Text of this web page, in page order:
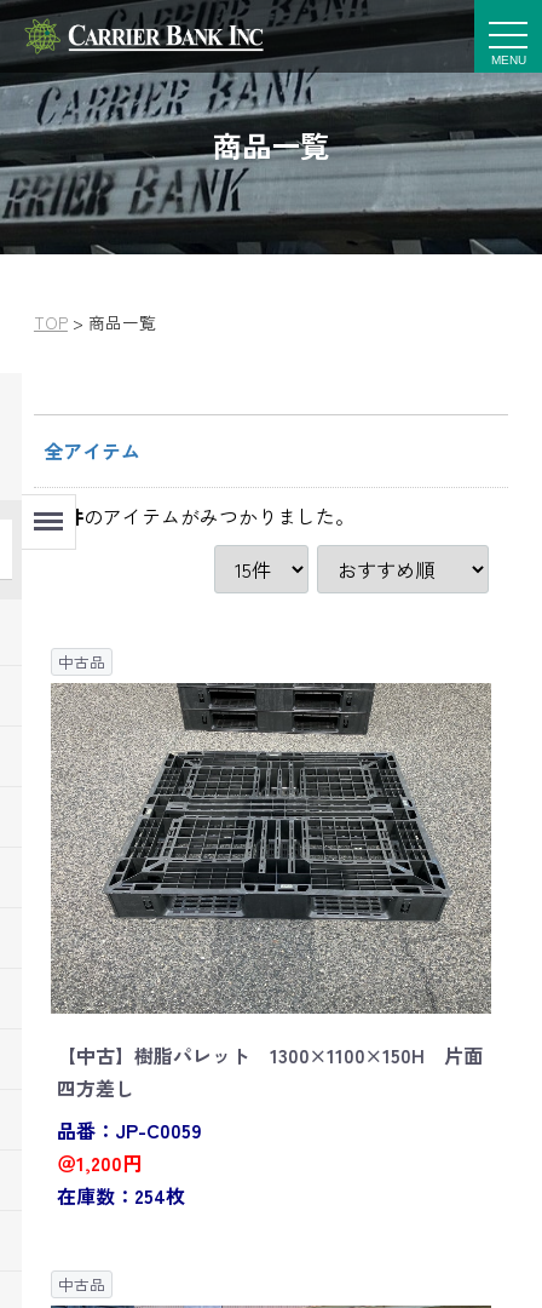
t
o
g
g
l
n
v
g
t
商品一覧
TOP > 商品一覧
Menu
全アイテム
145 件のアイテムがみつかりました。
中古品
【中古】樹脂パレット 1300×1100×150H 片面
四方差し
品番：JP-C0059
＠1,200円
在庫数：254枚
中古品